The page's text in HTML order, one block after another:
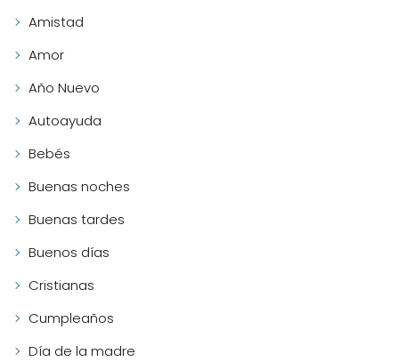
Amistad
Amor
Año Nuevo
Autoayuda
Bebés
Buenas noches
Buenas tardes
Buenos días
Cristianas
Cumpleaños
Día de la madre